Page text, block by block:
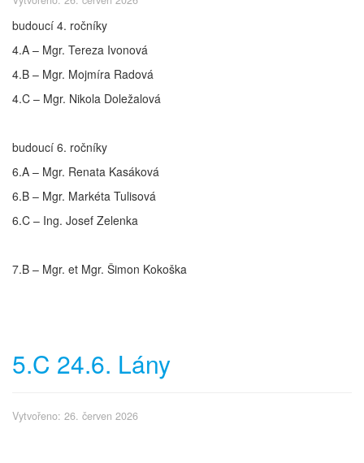
budoucí 4. ročníky
4.A – Mgr. Tereza Ivonová
4.B – Mgr. Mojmíra Radová
4.C – Mgr. Nikola Doležalová
budoucí 6. ročníky
6.A – Mgr. Renata Kasáková
6.B – Mgr. Markéta Tulisová
6.C – Ing. Josef Zelenka
7.B – Mgr. et Mgr. Šimon Kokoška
5.C 24.6. Lány
Vytvořeno: 26. červen 2026